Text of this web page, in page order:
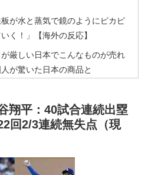
が水と蒸気で鏡のようにピカピ
く！」【海外の反応】
厳しい日本でこんなものが売れ
が驚いた日本の商品と
女性アニメキャラといえば誰が
ン「7連敗はしんどいわ……」
けど結局10月には勝って終わる
翔平：40試合連続出塁
回2/3連続無失点（現